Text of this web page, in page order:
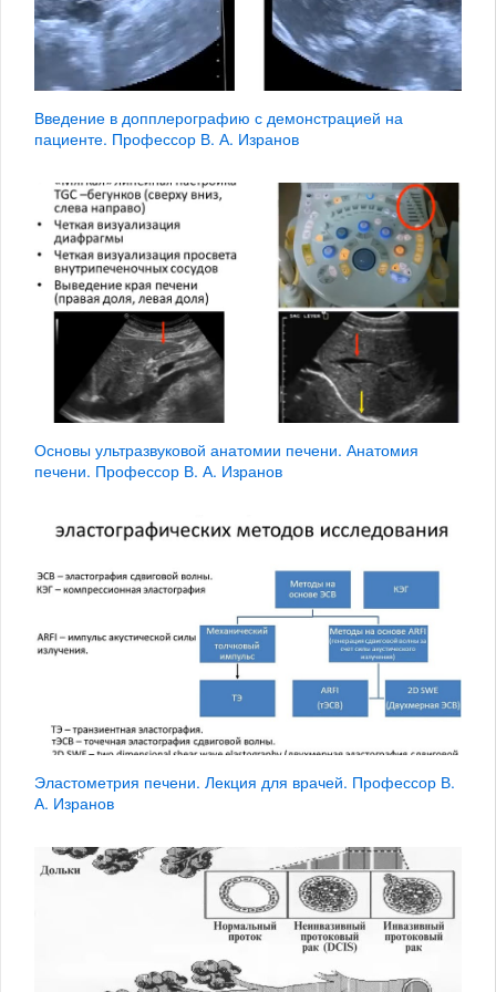
Введение в допплерографию с демонстрацией на
пациенте. Профессор В. А. Изранов
Основы ультразвуковой анатомии печени. Анатомия
печени. Профессор В. А. Изранов
Эластометрия печени. Лекция для врачей. Профессор В.
А. Изранов